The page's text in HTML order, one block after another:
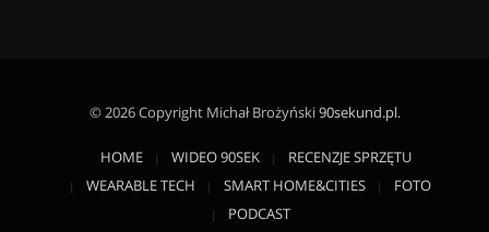
© 2026 Copyright Michał Brożyński90sekund.pl.
HOME WIDEO 90SEK
RECENZJE SPRZĘTU
WEARABLE TECH
SMART HOME&CITIES
FOTO
PODCAST